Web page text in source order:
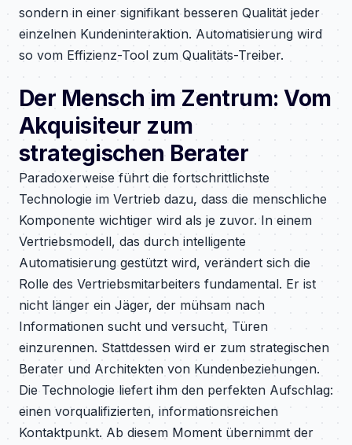
sondern in einer signifikant besseren Qualität jeder
einzelnen Kundeninteraktion. Automatisierung wird
so vom Effizienz-Tool zum Qualitäts-Treiber.
Der Mensch im Zentrum: Vom
Akquisiteur zum
strategischen Berater
Paradoxerweise führt die fortschrittlichste
Technologie im Vertrieb dazu, dass die menschliche
Komponente wichtiger wird als je zuvor. In einem
Vertriebsmodell, das durch intelligente
Automatisierung gestützt wird, verändert sich die
Rolle des Vertriebsmitarbeiters fundamental. Er ist
nicht länger ein Jäger, der mühsam nach
Informationen sucht und versucht, Türen
einzurennen. Stattdessen wird er zum strategischen
Berater und Architekten von Kundenbeziehungen.
Die Technologie liefert ihm den perfekten Aufschlag:
einen vorqualifizierten, informationsreichen
Kontaktpunkt. Ab diesem Moment übernimmt der